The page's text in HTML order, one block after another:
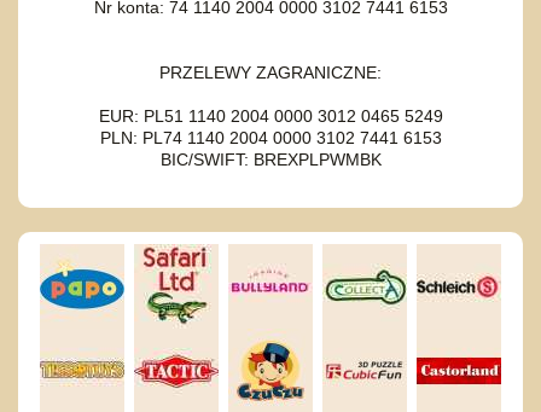
Nr konta: 74 1140 2004 0000 3102 7441 6153
PRZELEWY ZAGRANICZNE:
EUR: PL51 1140 2004 0000 3012 0465 5249
PLN: PL74 1140 2004 0000 3102 7441 6153
BIC/SWIFT: BREXPLPWMBK